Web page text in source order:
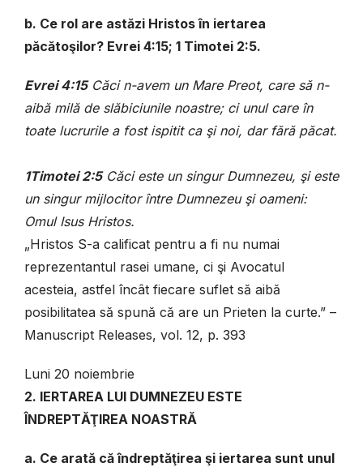
b. Ce rol are astăzi Hristos în iertarea
păcătoşilor? Evrei 4:15; 1 Timotei 2:5.
Evrei 4:15Căci n-avem un Mare Preot, care să n-
aibă milă de slăbiciunile noastre; ci unul care în
toate lucrurile a fost ispitit ca şi noi, dar fără păcat.
1Timotei 2:5Căci este un singur Dumnezeu, şi este
un singur mijlocitor între Dumnezeu şi oameni:
Omul Isus Hristos.
„Hristos S-a calificat pentru a fi nu numai
reprezentantul rasei umane, ci şi Avocatul
acesteia, astfel încât fiecare suflet să aibă
posibilitatea să spună că are un Prieten la curte.” –
Manuscript Releases, vol. 12, p. 393
Luni 20 noiembrie
2. IERTAREA LUI DUMNEZEU ESTE
ÎNDREPTĂŢIREA NOASTRĂ
a. Ce arată că îndreptăţirea şi iertarea sunt unul